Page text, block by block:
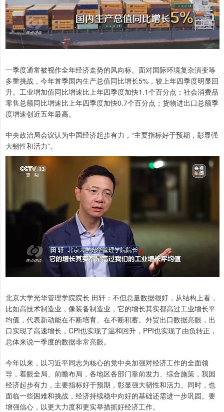
一季度通常被视作全年经济走势的风向标。面对国际环境复杂演变等
多重挑战，今年首季国内生产总值同比增长5%，较上年四季度明显回
升。工业增加值同比增速比上年四季度加快1.1个百分点；社会消费品
零售总额同比增速比上年四季度加快0.7个百分点；货物进出口总额季
度增速创近五年最高。
中央政治局会议认为中国经济起步有力，“主要指标好于预期，彰显强
大韧性和活力”。
北京大学光华管理学院院长 田轩：不但总量数据很好，从结构上看，
比如高技术制造业，像装备制造业，它的增长其实都高过工业增长平
均值，代表新动能在不断培育、在不断积蓄。外贸出口数据亮眼，出
口实现了高速增长，CPI也实现了温和回升，PPI也实现了由负转正，
总体来说一季度的数据非常亮眼。
今年以来，以习近平同志为核心的党中央加强对经济工作的全面领
导，着眼全局、前瞻布局，各地区各部门靠前发力、综合施策，我国
经济起步有力，主要指标好于预期，彰显强大韧性和活力。同时，也
面临一些困难和挑战，经济持续稳中向好的基础还需进一步巩固。要
增强信心，以更大力度和更实举措抓好经济工作。